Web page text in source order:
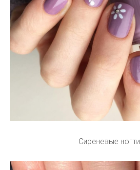
Сиреневые ногти